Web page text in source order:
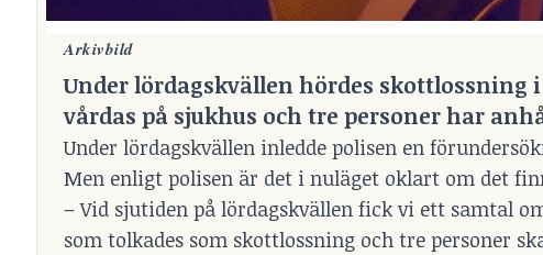
Arkivbild
Under lördagskvällen hördes skottlossning
vårdas på sjukhus och tre personer har
Under lördagskvällen inledde polisen en
Men enligt polisen är det i nuläget oklart om det
– Vid sjutiden på lördagskvällen fick vi ett samtal
som tolkades som skottlossning och tre personer